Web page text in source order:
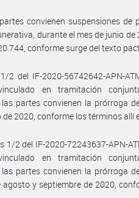
convienen suspensiones de
durante el mes de junio de
conforme surge del texto
2 del IF-2020-56742642-APN-
vinculado en tramitación
las partes convienen la prórroga
2020, conforme los términos allí
1/2 del IF-2020-72243637-APN-
en tramitación
las partes convienen la prórroga
y septiembre de 2020,